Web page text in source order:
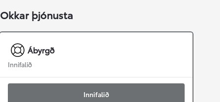
Okkar þjónusta
Ábyrgð
Innifalið
Innifalið